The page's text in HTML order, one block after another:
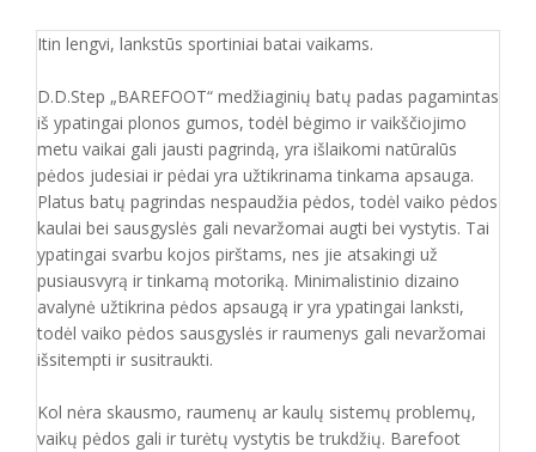
Itin lengvi, lankstūs sportiniai batai vaikams.
D.D.Step „BAREFOOT“ medžiaginių batų padas pagamintas
iš ypatingai plonos gumos, todėl bėgimo ir vaikščiojimo
metu vaikai gali jausti pagrindą, yra išlaikomi natūralūs
pėdos judesiai ir pėdai yra užtikrinama tinkama apsauga.
Platus batų pagrindas nespaudžia pėdos, todėl vaiko pėdos
kaulai bei sausgyslės gali nevaržomai augti bei vystytis. Tai
ypatingai svarbu kojos pirštams, nes jie atsakingi už
pusiausvyrą ir tinkamą motoriką. Minimalistinio dizaino
avalynė užtikrina pėdos apsaugą ir yra ypatingai lanksti,
todėl vaiko pėdos sausgyslės ir raumenys gali nevaržomai
išsitempti ir susitraukti.
Kol nėra skausmo, raumenų ar kaulų sistemų problemų,
vaikų pėdos gali ir turėtų vystytis be trukdžių. Barefoot